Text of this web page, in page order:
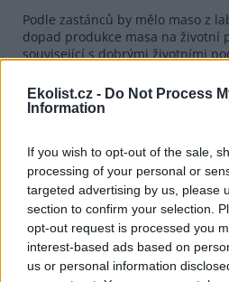
Ekolist.cz - Do Not Process
Information
If you wish to opt-out of the sale,
processing of your personal or
targeted advertising by us, please
section to confirm your selection.
opt-out request is processed you
interest-based ads based on
us or personal information
Podle zastánců by mělo maso z
dopad produkce masa na životní
související s dobrými životními
pracuje řada start-upů, žádný
nicméně zatím na trhu není.